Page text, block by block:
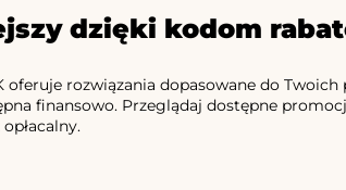
dzięki kodom
rozwiązania dopasowane do Twoich
finansowo. Przeglądaj dostępne